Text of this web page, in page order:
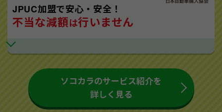
JPUC加盟で安心・安全！
不当な減額は行いません
ソコカラのサービス紹介を
詳しく見る